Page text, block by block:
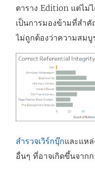
ตาราง Edition แต่ไม่
เป็นการมองข้ามที่สำ
ไม่ถูกต้องว่าความสมบู
สำรวจเวิร์กบุ๊กและแห
อื่นๆ ที่อาจเกิดขึ้นจาก